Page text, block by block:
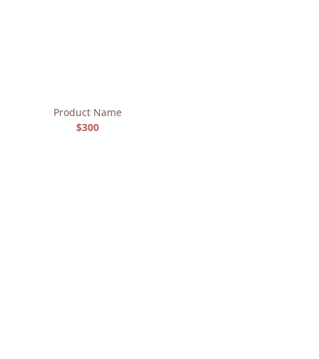
Product Name
$300